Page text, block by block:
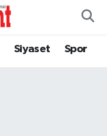
Siyaset Spor